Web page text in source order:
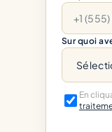
Sur quoi
En